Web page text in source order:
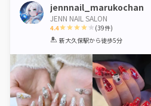
jennnail_marukochan
JENN NAIL SALON
4.4
1 2 3 4 5
(39件)
新大久保駅から徒歩5分